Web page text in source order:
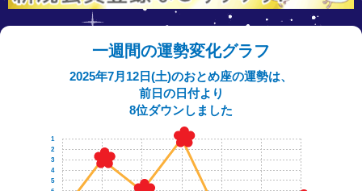
一週間の運勢変化グラフ
2025年7月12日(土)のおとめ座の運勢は、
前日の日付より
8位ダウンしました
5
4
3
2
1